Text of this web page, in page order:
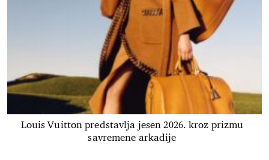
Louis Vuitton predstavlja jesen 2026. kroz prizmu
savremene arkadije